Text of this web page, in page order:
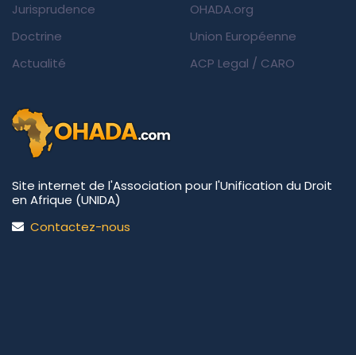
Jurisprudence
Doctrine
Actualité
OHADA.org
Union Européenne
ACP Legal / CARO
Site internet de l'Association pour l'Unification du Droit
en Afrique (UNIDA)
Contactez-nous